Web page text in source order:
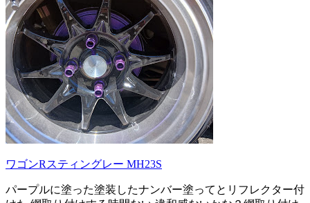
ワゴンRスティングレー MH23S
パープルに塗った塗装したナンバー塗ってとリフレクター付